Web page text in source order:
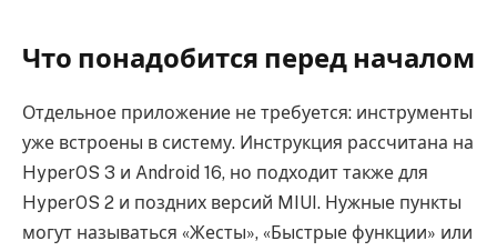
Что понадобится перед началом
Отдельное приложение не требуется: инструменты
уже встроены в систему. Инструкция рассчитана на
HyperOS 3 и Android 16, но подходит также для
HyperOS 2 и поздних версий MIUI. Нужные пункты
могут называться «Жесты», «Быстрые функции» или